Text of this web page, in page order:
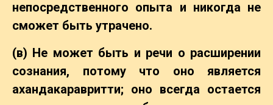
непосредственного опыта и никогда не
сможет быть утрачено.
(в) Не может быть и речи о расширении
сознания, потому что оно является
ахандакаравритти; оно всегда остается